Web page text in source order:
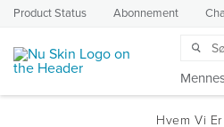
Product Status Abonnement